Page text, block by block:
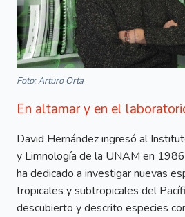
Foto: Arturo Orta
En altamar y en el
David Hernández ingresó al
y Limnología de la UNAM en
ha dedicado a investigar nuevas
tropicales y subtropicales del
descubierto y descrito especies